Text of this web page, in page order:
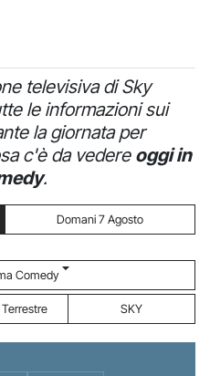
televisiva di Sky
le informazioni sui
la giornata per
c'è da vedere oggi in
.
Domani 7 Agosto
Comedy
SKY